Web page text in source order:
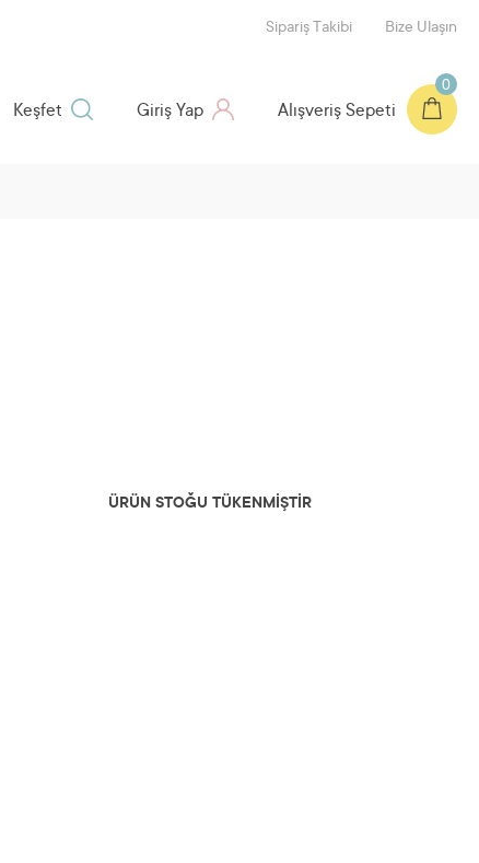
Sipariş Takibi Bize Ulaşın
Alışveriş Sepeti
0
Giriş Yap
Keşfet
ÜRÜN STOĞU TÜKENMİŞTİR